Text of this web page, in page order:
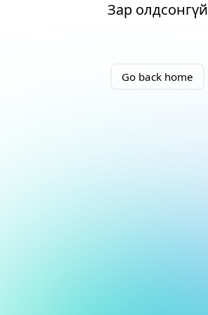
Зар олдсонгүй
Go back home